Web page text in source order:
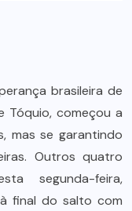
brasileira de
Tóquio, começou a
mas se garantindo
Outros quatro
segunda-feira,
final do salto com